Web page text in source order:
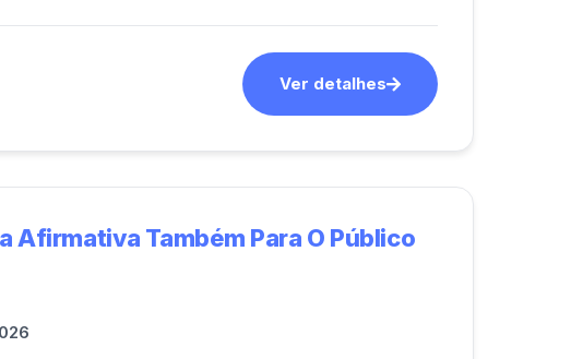
Ver detalhes
Afirmativa Também Para O Público